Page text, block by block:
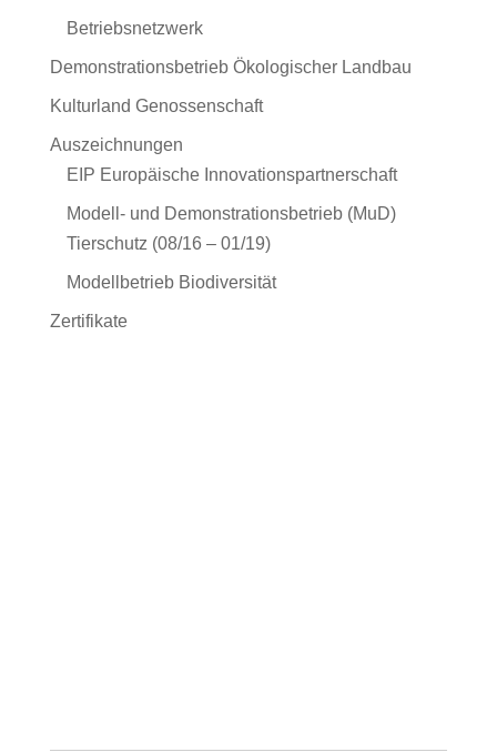
Betriebsnetzwerk
Demonstrationsbetrieb Ökologischer Landbau
Kulturland Genossenschaft
Auszeichnungen
EIP Europäische Innovationspartnerschaft
Modell- und Demonstrationsbetrieb (MuD)
Tierschutz (08/16 – 01/19)
Modellbetrieb Biodiversität
Zertifikate